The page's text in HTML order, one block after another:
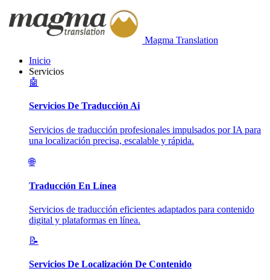
Magma Translation
Inicio
Servicios
🤖
Servicios De Traducción Ai
Servicios de traducción profesionales impulsados por IA para
una localización precisa, escalable y rápida.
🌐
Traducción En Línea
Servicios de traducción eficientes adaptados para contenido
digital y plataformas en línea.
📝
Servicios De Localización De Contenido